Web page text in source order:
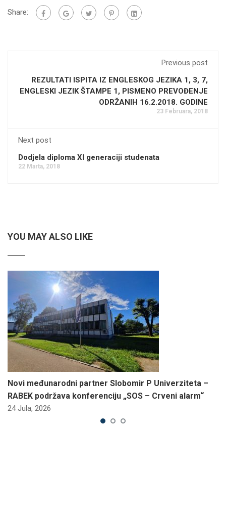
Share:
Previous post
REZULTATI ISPITA IZ ENGLESKOG JEZIKA 1, 3, 7,
ENGLESKI JEZIK ŠTAMPE 1, PISMENO PREVOĐENJE
ODRŽANIH 16.2.2018. GODINE
23 Februara, 2018
Next post
Dodjela diploma XI generaciji studenata
22 Marta, 2018
YOU MAY ALSO LIKE
Novi međunarodni partner Slobomir P Univerziteta –
RABEK podržava konferenciju „SOS – Crveni alarm“
24 Jula, 2026